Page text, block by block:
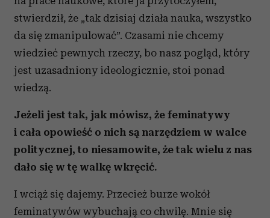
stwierdził, że „tak dzisiaj działa nauka, wszystko
da się zmanipulować”. Czasami nie chcemy
wiedzieć pewnych rzeczy, bo nasz pogląd, który
jest uzasadniony ideologicznie, stoi ponad
wiedzą.
Jeżeli jest tak, jak mówisz, że feminatywy
i cała opowieść o nich są narzędziem w walce
politycznej, to niesamowite, że tak wielu z nas
dało się w tę walkę wkręcić.
I wciąż się dajemy. Przecież burze wokół
feminatywów wybuchają co chwilę. Mnie się